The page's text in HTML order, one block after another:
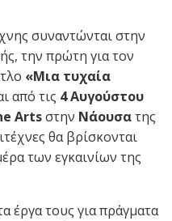
συναντώνται στην
την πρώτη για τον
«Μια τυχαία
από τις 4 Αυγούστου
Artsστην Νάουσατης
θα βρίσκονται
των εγκαινίων της
έργα τους για πράγματα